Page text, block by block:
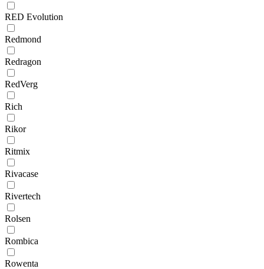
RED Evolution
Redmond
Redragon
RedVerg
Rich
Rikor
Ritmix
Rivacase
Rivertech
Rolsen
Rombica
Rowenta